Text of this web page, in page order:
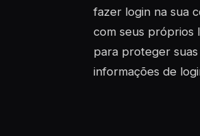
fazer login na sua
com seus próprios
para proteger suas
informações de